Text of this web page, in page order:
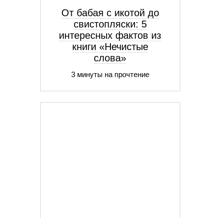
От бабая с икотой до
свистопляски: 5
интересных фактов из
книги «Нечистые
слова»
3 минуты на прочтение